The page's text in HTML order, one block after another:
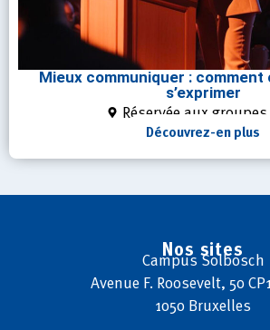
Mieux communiquer :
s’exprimer
Réservée aux
Découvrez-en plus
Nos sites
CampusSolbosch
Avenue F. Roosevelt, 50
1050 Bruxelles